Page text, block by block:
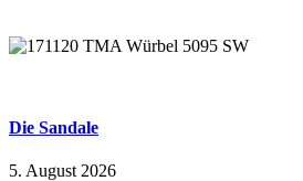
Die Sandale
5. August 2026